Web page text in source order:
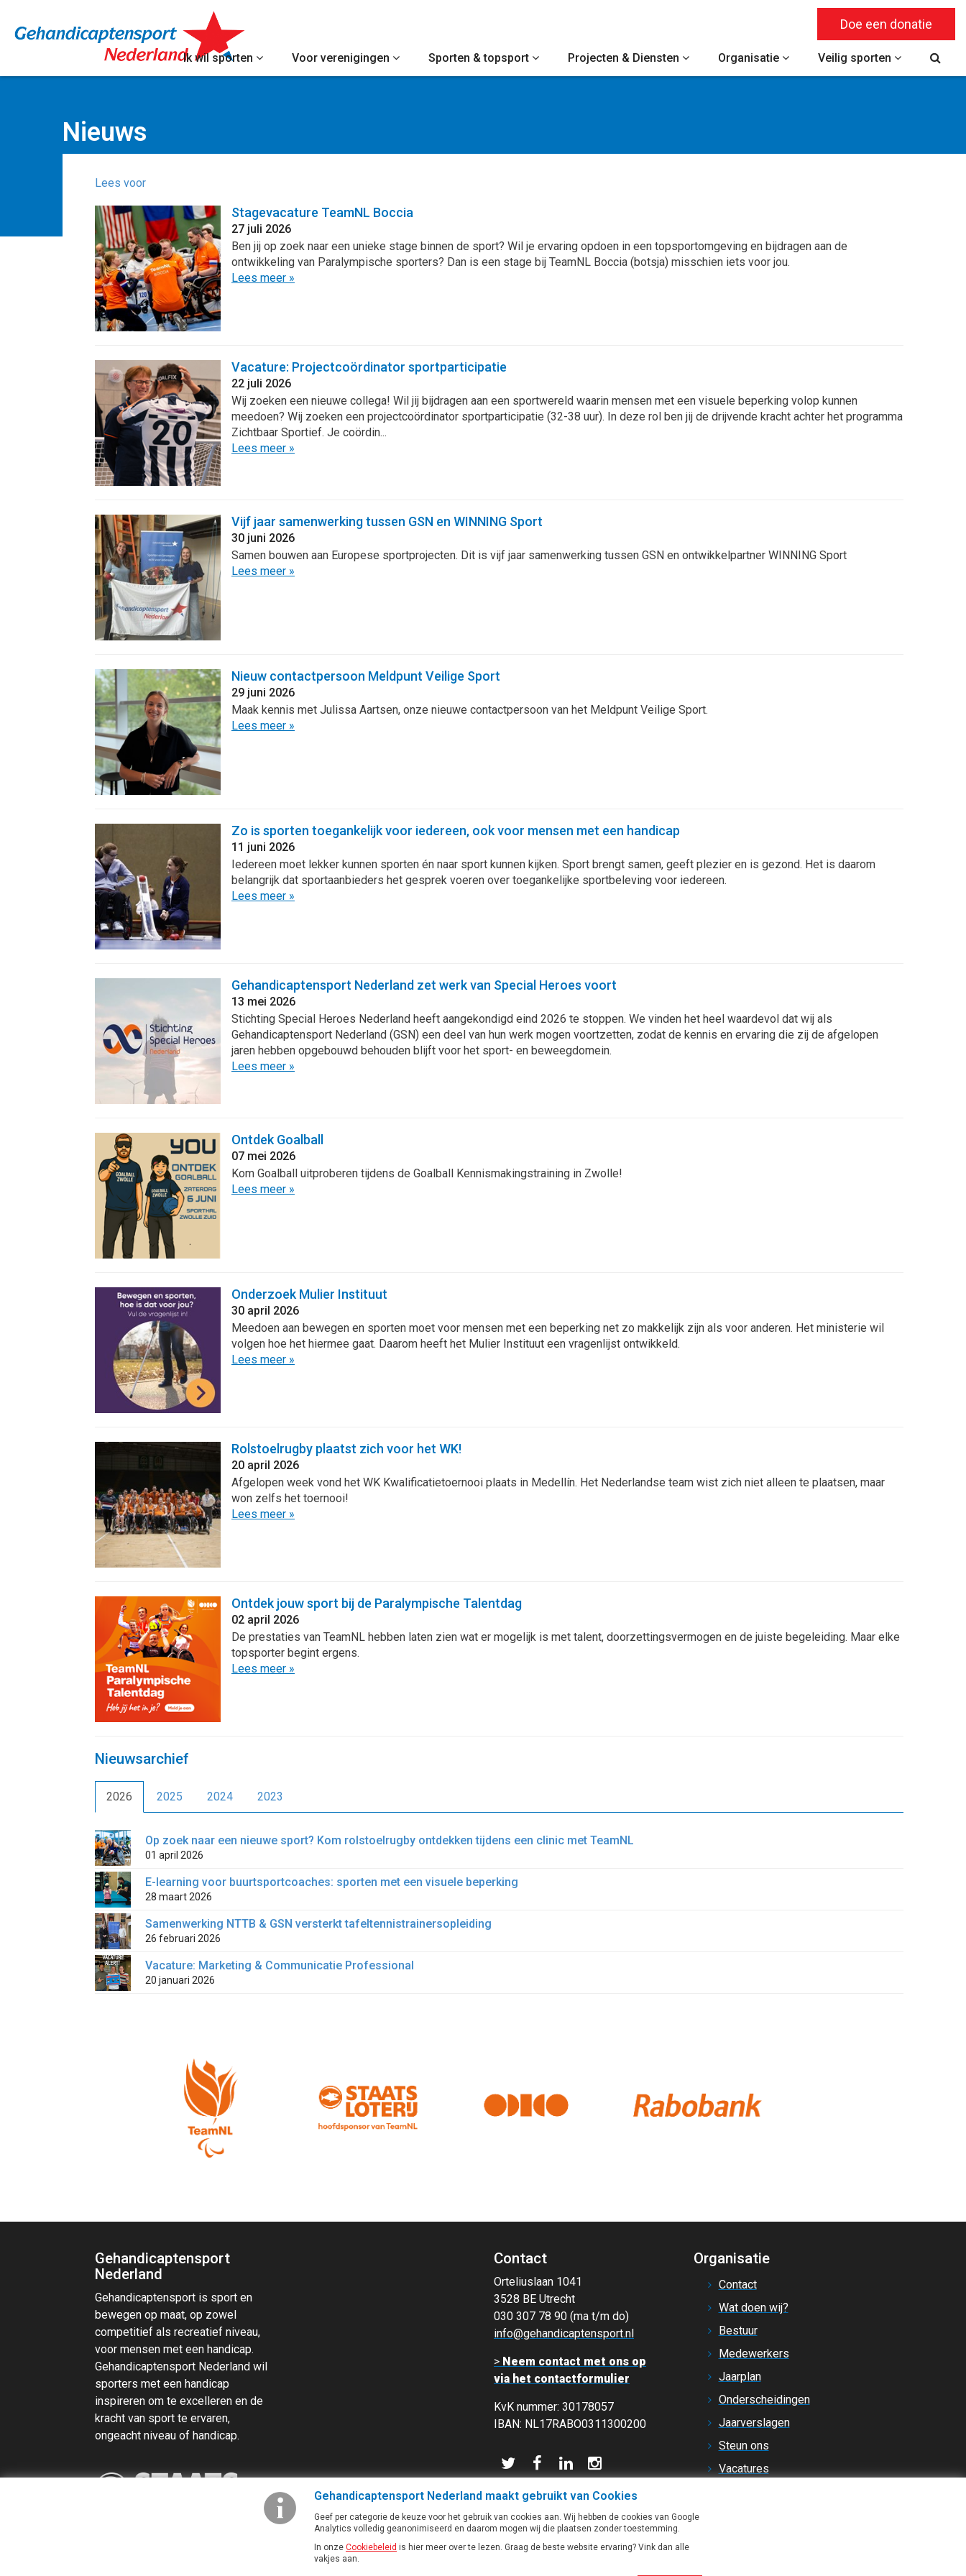
Doe een donatie
Ik wil sporten Voor verenigingen Sporten & topsport Projecten & Diensten Organisatie Veilig sporten
Nieuws
Lees voor
Stagevacature TeamNL Boccia
27 juli 2026
Ben jij op zoek naar een unieke stage binnen de sport? Wil je ervaring opdoen in een topsportomgeving en bijdragen aan de
ontwikkeling van Paralympische sporters? Dan is een stage bij TeamNL Boccia (botsja) misschien iets voor jou.
Lees meer »
Vacature: Projectcoördinator sportparticipatie
22 juli 2026
Wij zoeken een nieuwe collega! Wil jij bijdragen aan een sportwereld waarin mensen met een visuele beperking volop kunnen
meedoen? Wij zoeken een projectcoördinator sportparticipatie (32-38 uur). In deze rol ben jij de drijvende kracht achter het programma
Zichtbaar Sportief. Je coördin...
Lees meer »
Vijf jaar samenwerking tussen GSN en WINNING Sport
30 juni 2026
Samen bouwen aan Europese sportprojecten. Dit is vijf jaar samenwerking tussen GSN en ontwikkelpartner WINNING Sport
Lees meer »
Nieuw contactpersoon Meldpunt Veilige Sport
29 juni 2026
Maak kennis met Julissa Aartsen, onze nieuwe contactpersoon van het Meldpunt Veilige Sport.
Lees meer »
Zo is sporten toegankelijk voor iedereen, ook voor mensen met een handicap
11 juni 2026
Iedereen moet lekker kunnen sporten én naar sport kunnen kijken. Sport brengt samen, geeft plezier en is gezond. Het is daarom
belangrijk dat sportaanbieders het gesprek voeren over toegankelijke sportbeleving voor iedereen.
Lees meer »
Gehandicaptensport Nederland zet werk van Special Heroes voort
13 mei 2026
Stichting Special Heroes Nederland heeft aangekondigd eind 2026 te stoppen. We vinden het heel waardevol dat wij als
Gehandicaptensport Nederland (GSN) een deel van hun werk mogen voortzetten, zodat de kennis en ervaring die zij de afgelopen
jaren hebben opgebouwd behouden blijft voor het sport- en beweegdomein.
Lees meer »
Ontdek Goalball
07 mei 2026
Kom Goalball uitproberen tijdens de Goalball Kennismakingstraining in Zwolle!
Lees meer »
Onderzoek Mulier Instituut
30 april 2026
Meedoen aan bewegen en sporten moet voor mensen met een beperking net zo makkelijk zijn als voor anderen. Het ministerie wil
volgen hoe het hiermee gaat. Daarom heeft het Mulier Instituut een vragenlijst ontwikkeld.
Lees meer »
Rolstoelrugby plaatst zich voor het WK!
20 april 2026
Afgelopen week vond het WK Kwalificatietoernooi plaats in Medellín. Het Nederlandse team wist zich niet alleen te plaatsen, maar
won zelfs het toernooi!
Lees meer »
Ontdek jouw sport bij de Paralympische Talentdag
02 april 2026
De prestaties van TeamNL hebben laten zien wat er mogelijk is met talent, doorzettingsvermogen en de juiste begeleiding. Maar elke
topsporter begint ergens.
Lees meer »
Nieuwsarchief
2026 2025 2024 2023
Op zoek naar een nieuwe sport? Kom rolstoelrugby ontdekken tijdens een clinic met TeamNL
01 april 2026
E-learning voor buurtsportcoaches: sporten met een visuele beperking
28 maart 2026
Samenwerking NTTB & GSN versterkt tafeltennistrainersopleiding
26 februari 2026
Vacature: Marketing & Communicatie Professional
20 januari 2026
Gehandicaptensport
Nederland
Gehandicaptensport is sport en
bewegen op maat, op zowel
competitief als recreatief niveau,
voor mensen met een handicap.
Gehandicaptensport Nederland wil
sporters met een handicap
inspireren om te excelleren en de
kracht van sport te ervaren,
ongeacht niveau of handicap.
Contact
Orteliuslaan 1041
3528 BE Utrecht
030 307 78 90 (ma t/m do)
info@gehandicaptensport.nl
> Neem contact met ons op
via het contactformulier
KvK nummer: 30178057
IBAN: NL17RABO0311300200
Organisatie
Contact
Wat doen wij?
Bestuur
Medewerkers
Jaarplan
Onderscheidingen
Jaarverslagen
Steun ons
Vacatures
Gehandicaptensport Nederland maakt gebruikt van Cookies
Geef per categorie de keuze voor het gebruik van cookies aan. Wij hebben de cookies van Google
Analytics volledig geanonimiseerd en daarom mogen wij die plaatsen zonder toestemming.
In onze Cookiebeleid is hier meer over te lezen. Graag de beste website ervaring? Vink dan alle
vakjes aan.